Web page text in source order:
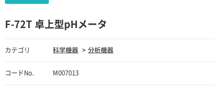
F-72T 卓上型pHメータ
カテゴリ 科学機器 分析機器
コードNo. M007013